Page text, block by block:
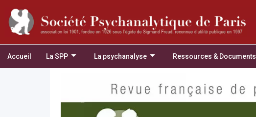
Accueil La SPP La psychanalyse Ressources & Documents